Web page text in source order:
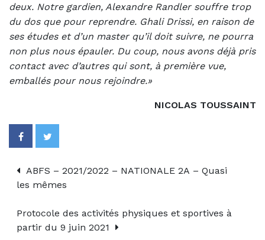
deux. Notre gardien, Alexandre Randler souffre trop
du dos que pour reprendre. Ghali Drissi, en raison de
ses études et d’un master qu’il doit suivre, ne pourra
non plus nous épauler. Du coup, nous avons déjà pris
contact avec d’autres qui sont, à première vue,
emballés pour nous rejoindre.»
NICOLAS TOUSSAINT
ABFS – 2021/2022 – NATIONALE 2A – Quasi
les mêmes
Protocole des activités physiques et sportives à
partir du 9 juin 2021